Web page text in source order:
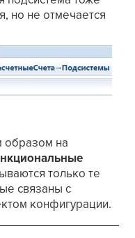
но не отмечается
образом на
только те
связаны с
конфигурации.